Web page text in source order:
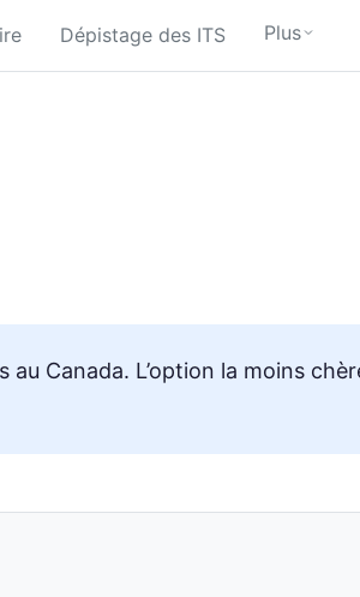
Dépistage des ITS Plus
Canada. L’option la moins